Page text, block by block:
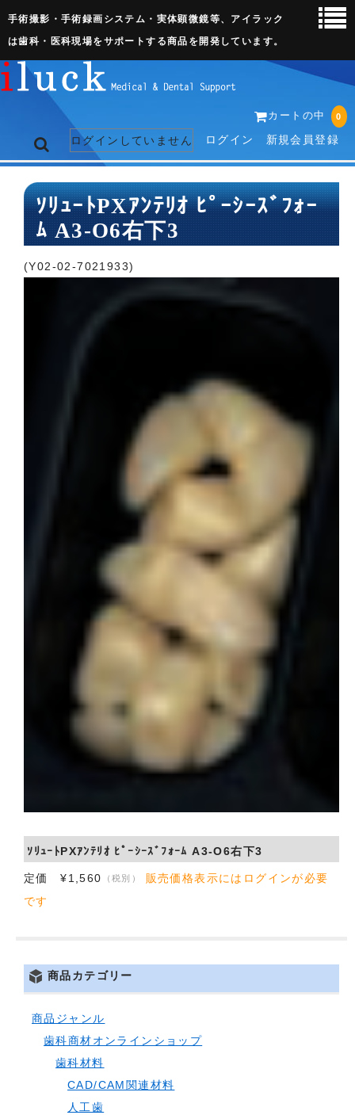
手術撮影・手術録画システム・実体顕微鏡等、アイラック
は歯科・医科現場をサポートする商品を開発しています。
カートの中 0
ログインしていません ログイン 新規会員登録
トップページ
ネット販売ページ
歯科関連機器
ｿﾘｭｰﾄPXｱﾝﾃﾘｵ ﾋﾟｰｼｰｽﾞﾌｫｰ
ﾑ A3-O6右下3
(Y02-02-7021933)
ｿﾘｭｰﾄPXｱﾝﾃﾘｵ ﾋﾟｰｼｰｽﾞﾌｫｰﾑ A3-O6右下3
定価 ¥1,560 （税別）
販売価格表示にはログインが必要
です
商品カテゴリー
商品ジャンル
歯科商材オンラインショップ
歯科材料
CAD/CAM関連材料
人工歯